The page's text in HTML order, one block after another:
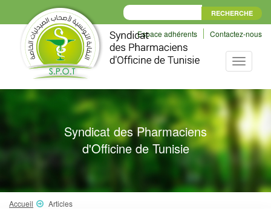
Espace adhérents Contactez-nous
Toggle
Syndicat des Pharmaciens
d'Officine de Tunisie
Accueil Articles